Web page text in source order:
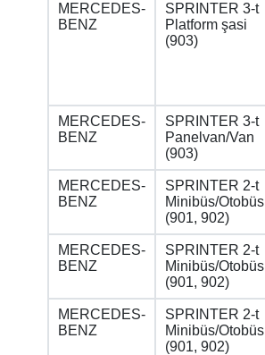
MERCEDES-
BENZ
SPRINTER 3-t
Platform şasi
(903)
MERCEDES-
BENZ
SPRINTER 3-t
Panelvan/Van
(903)
MERCEDES-
BENZ
SPRINTER 2-t
Minibüs/Otobüs
(901, 902)
MERCEDES-
BENZ
SPRINTER 2-t
Minibüs/Otobüs
(901, 902)
MERCEDES-
BENZ
SPRINTER 2-t
Minibüs/Otobüs
(901, 902)